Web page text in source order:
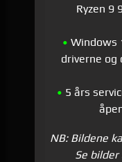
Ryzen 9
• Windows
driverne og
• 5 års
NB: Bildene
Se